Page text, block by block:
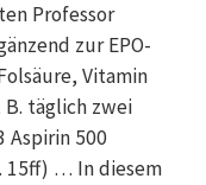
Professor
zur EPO-
Vitamin
B. täglich zwei
Aspirin 500
15ff) … In diesem